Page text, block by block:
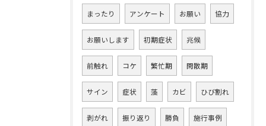
まったり アンケート お願い 協力
お願いします 初期症状 兆候
前触れ コケ 繁忙期 閑散期
サイン 症状 藻 カビ ひび割れ
剥がれ 振り返り 勝負 施行事例